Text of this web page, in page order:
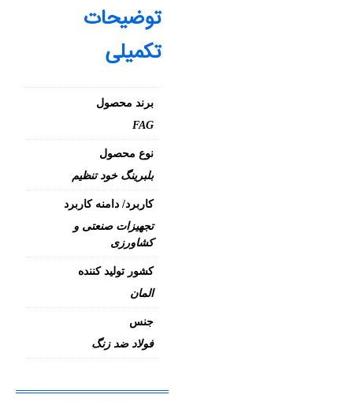
توضیحات
تکمیلی
برند محصول
FAG
نوع محصول
بلبرینگ خود تنظیم
کاربرد/ دامنه کاربرد
تجهیزات صنعتی و
کشاورزی
کشور تولید کننده
المان
جنس
فولاد ضد زنگ